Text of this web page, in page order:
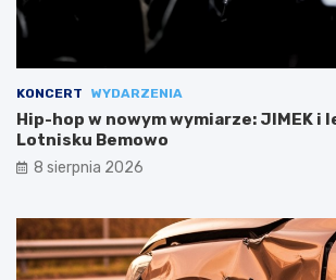
KONCERT WYDARZENIA
Hip-hop w nowym wymiarze: JIMEK i
Lotnisku Bemowo
8 sierpnia 2026